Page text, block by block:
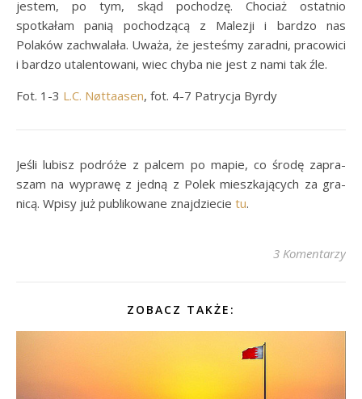
jestem, po tym, skąd pochodzę. Chociaż ostatnio
spotkałam panią pochodzącą z Malezji i bardzo nas
Polaków zachwalała. Uważa, że jesteśmy zaradni, pracowici
i bardzo utalentowani, wiec chyba nie jest z nami tak źle.
Fot. 1-3 L.C. Nøttaasen, fot. 4-7 Patrycja Byrdy
Je­śli lu­bisz po­dróże z pal­cem po ma­pie, co środę za­pra­
szam na wy­prawę z jedną z Pol­ek miesz­ka­ją­cych za gra­
nicą. Wpisy już pu­bli­ko­wane znaj­dzie­cie tu.
3 Komentarzy
ZOBACZ TAKŻE: